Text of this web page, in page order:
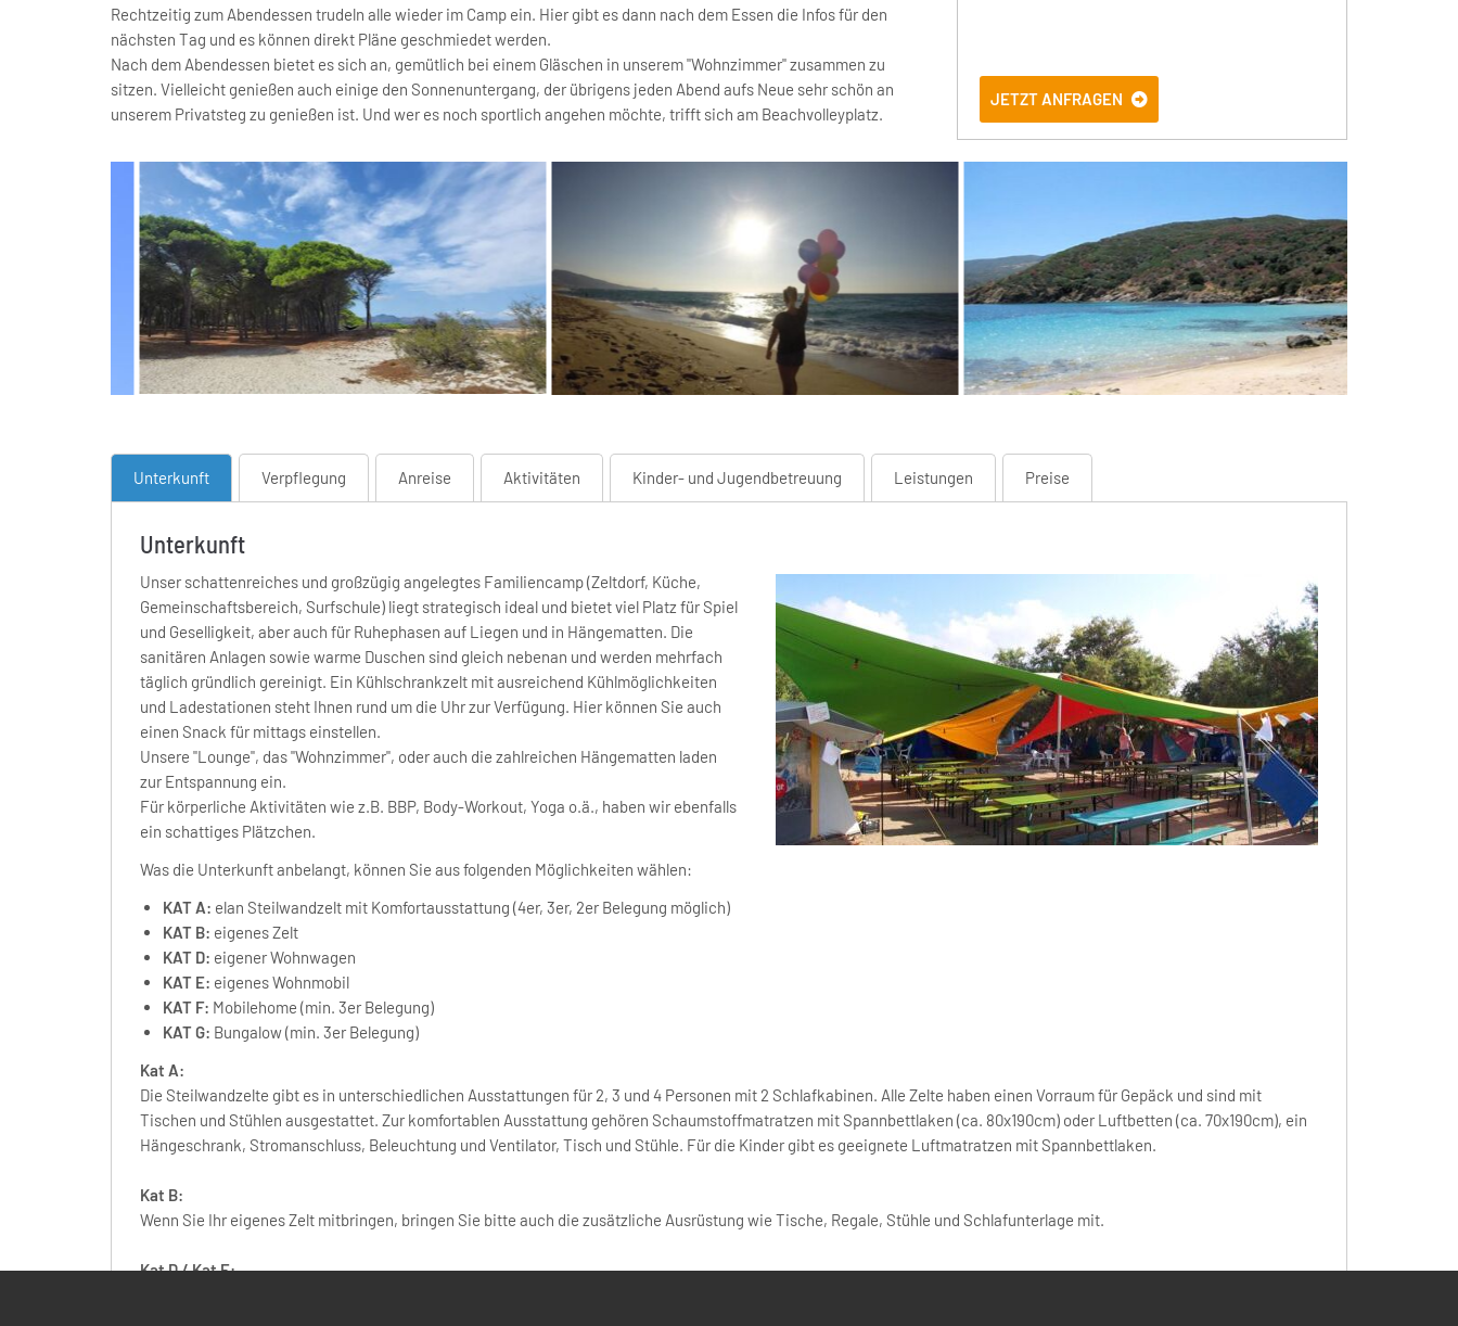
Rechtzeitig zum Abendessen trudeln alle wieder im Camp ein. Hier gibt es dann nach dem Essen die Infos für den
nächsten Tag und es können direkt Pläne geschmiedet werden.
Nach dem Abendessen bietet es sich an, gemütlich bei einem Gläschen in unserem "Wohnzimmer" zusammen zu
sitzen. Vielleicht genießen auch einige den Sonnenuntergang, der übrigens jeden Abend aufs Neue sehr schön an
unserem Privatsteg zu genießen ist. Und wer es noch sportlich angehen möchte, trifft sich am Beachvolleyplatz.
JETZT ANFRAGEN
Unterkunft Verpflegung Anreise Aktivitäten Kinder- und Jugendbetreuung Leistungen Preise
Unterkunft
Unser schattenreiches und großzügig angelegtes Familiencamp (Zeltdorf, Küche,
Gemeinschaftsbereich, Surfschule) liegt strategisch ideal und bietet viel Platz für Spiel
und Geselligkeit, aber auch für Ruhephasen auf Liegen und in Hängematten. Die
sanitären Anlagen sowie warme Duschen sind gleich nebenan und werden mehrfach
täglich gründlich gereinigt. Ein Kühlschrankzelt mit ausreichend Kühlmöglichkeiten
und Ladestationen steht Ihnen rund um die Uhr zur Verfügung. Hier können Sie auch
einen Snack für mittags einstellen.
Unsere "Lounge", das "Wohnzimmer", oder auch die zahlreichen Hängematten laden
zur Entspannung ein.
Für körperliche Aktivitäten wie z.B. BBP, Body-Workout, Yoga o.ä., haben wir ebenfalls
ein schattiges Plätzchen.
Was die Unterkunft anbelangt, können Sie aus folgenden Möglichkeiten wählen:
KAT A: elan Steilwandzelt mit Komfortausstattung (4er, 3er, 2er Belegung möglich)
KAT B: eigenes Zelt
KAT D: eigener Wohnwagen
KAT E: eigenes Wohnmobil
KAT F: Mobilehome (min. 3er Belegung)
KAT G: Bungalow (min. 3er Belegung)
Kat A:
Die Steilwandzelte gibt es in unterschiedlichen Ausstattungen für 2, 3 und 4 Personen mit 2 Schlafkabinen. Alle Zelte haben einen Vorraum für Gepäck und sind mit
Tischen und Stühlen ausgestattet. Zur komfortablen Ausstattung gehören Schaumstoffmatratzen mit Spannbettlaken (ca. 80x190cm) oder Luftbetten (ca. 70x190cm), ein
Hängeschrank, Stromanschluss, Beleuchtung und Ventilator, Tisch und Stühle. Für die Kinder gibt es geeignete Luftmatratzen mit Spannbettlaken.
Kat B:
Wenn Sie Ihr eigenes Zelt mitbringen, bringen Sie bitte auch die zusätzliche Ausrüstung wie Tische, Regale, Stühle und Schlafunterlage mit.
Kat D / Kat E: